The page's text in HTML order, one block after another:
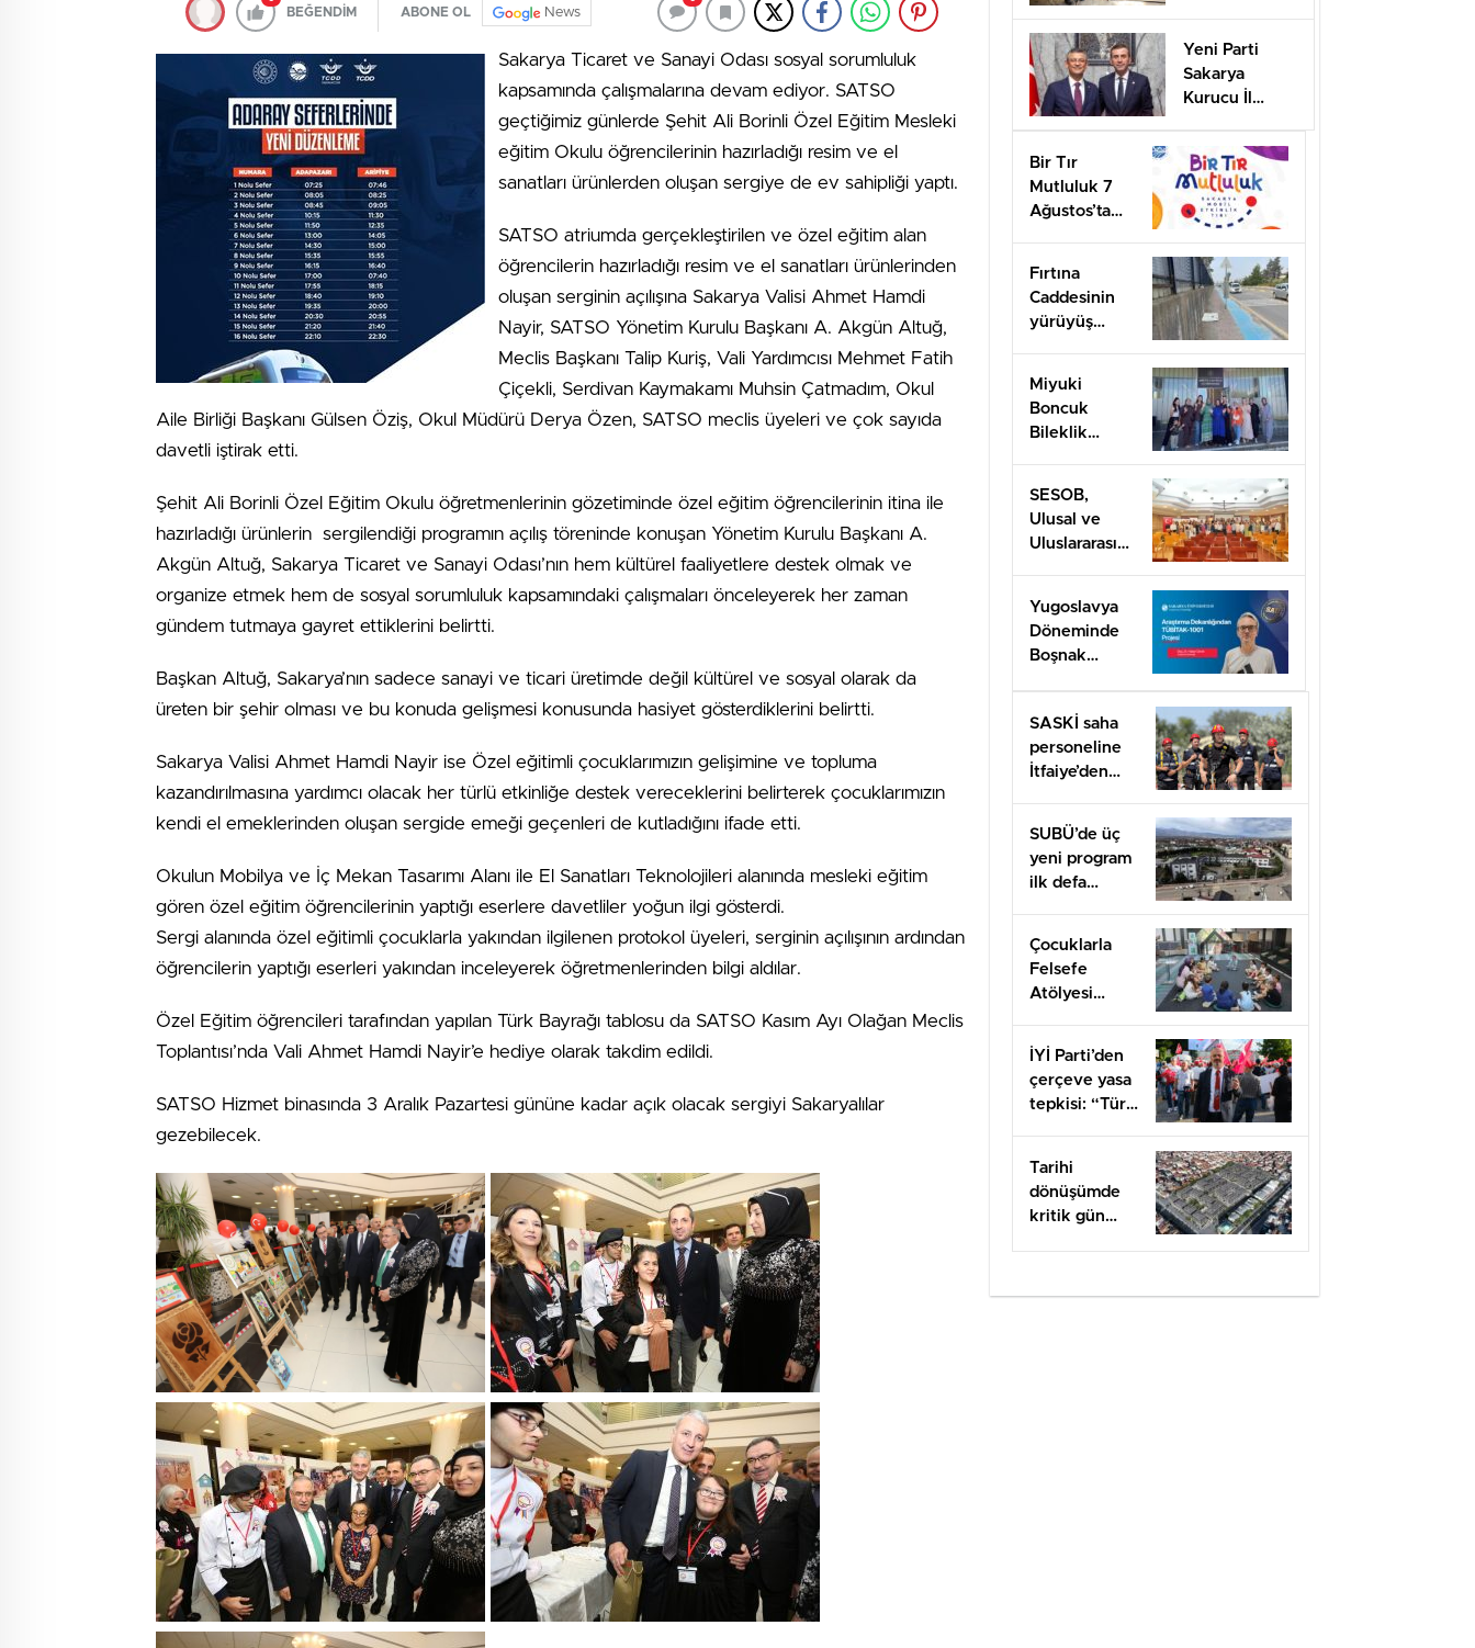
BEĞENDİM ABONE OL News
Sakarya Ticaret ve Sanayi Odası sosyal sorumluluk
kapsamında çalışmalarına devam ediyor. SATSO
geçtiğimiz günlerde Şehit Ali Borinli Özel Eğitim Mesleki
eğitim Okulu öğrencilerinin hazırladığı resim ve el
sanatları ürünlerden oluşan sergiye de ev sahipliği yaptı.
SATSO atriumda gerçekleştirilen ve özel eğitim alan
öğrencilerin hazırladığı resim ve el sanatları ürünlerinden
oluşan serginin açılışına Sakarya Valisi Ahmet Hamdi
Nayir, SATSO Yönetim Kurulu Başkanı A. Akgün Altuğ,
Meclis Başkanı Talip Kuriş, Vali Yardımcısı Mehmet Fatih
Çiçekli, Serdivan Kaymakamı Muhsin Çatmadım, Okul
Aile Birliği Başkanı Gülsen Öziş, Okul Müdürü Derya Özen, SATSO meclis üyeleri ve çok sayıda
davetli iştirak etti.
Şehit Ali Borinli Özel Eğitim Okulu öğretmenlerinin gözetiminde özel eğitim öğrencilerinin itina ile
hazırladığı ürünlerin sergilendiği programın açılış töreninde konuşan Yönetim Kurulu Başkanı A.
Akgün Altuğ, Sakarya Ticaret ve Sanayi Odası’nın hem kültürel faaliyetlere destek olmak ve
organize etmek hem de sosyal sorumluluk kapsamındaki çalışmaları önceleyerek her zaman
gündem tutmaya gayret ettiklerini belirtti.
Başkan Altuğ, Sakarya’nın sadece sanayi ve ticari üretimde değil kültürel ve sosyal olarak da
üreten bir şehir olması ve bu konuda gelişmesi konusunda hasiyet gösterdiklerini belirtti.
Sakarya Valisi Ahmet Hamdi Nayir ise Özel eğitimli çocuklarımızın gelişimine ve topluma
kazandırılmasına yardımcı olacak her türlü etkinliğe destek vereceklerini belirterek çocuklarımızın
kendi el emeklerinden oluşan sergide emeği geçenleri de kutladığını ifade etti.
Okulun Mobilya ve İç Mekan Tasarımı Alanı ile El Sanatları Teknolojileri alanında mesleki eğitim
gören özel eğitim öğrencilerinin yaptığı eserlere davetliler yoğun ilgi gösterdi.
Sergi alanında özel eğitimli çocuklarla yakından ilgilenen protokol üyeleri, serginin açılışının ardından
öğrencilerin yaptığı eserleri yakından inceleyerek öğretmenlerinden bilgi aldılar.
Özel Eğitim öğrencileri tarafından yapılan Türk Bayrağı tablosu da SATSO Kasım Ayı Olağan Meclis
Toplantısı’nda Vali Ahmet Hamdi Nayir’e hediye olarak takdim edildi.
SATSO Hizmet binasında 3 Aralık Pazartesi gününe kadar açık olacak sergiyi Sakaryalılar
gezebilecek.
başladı
Yeni Parti
Sakarya
Kurucu İl
görevlendirildi
Bir Tır
Mutluluk 7
Ağustos’ta
Fırtına
Caddesinin
yürüyüş
Miyuki
Boncuk
Bileklik
SESOB,
Ulusal ve
Uluslararası
Ağını
Güçlendiriyor
Yugoslavya
Döneminde
Boşnak
1001 Desteği
SASKİ saha
personeline
İtfaiye’den
güvenlik
eğitimi
SUBÜ’de üç
yeni program
ilk defa
Çocuklarla
Felsefe
Atölyesi
İYİ Parti’den
çerçeve yasa
tepkisi: “Türk
vereceksiniz”
Tarihi
dönüşümde
kritik gün